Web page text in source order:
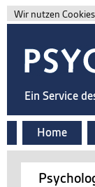
Wir nutzen
Ein Service
Home